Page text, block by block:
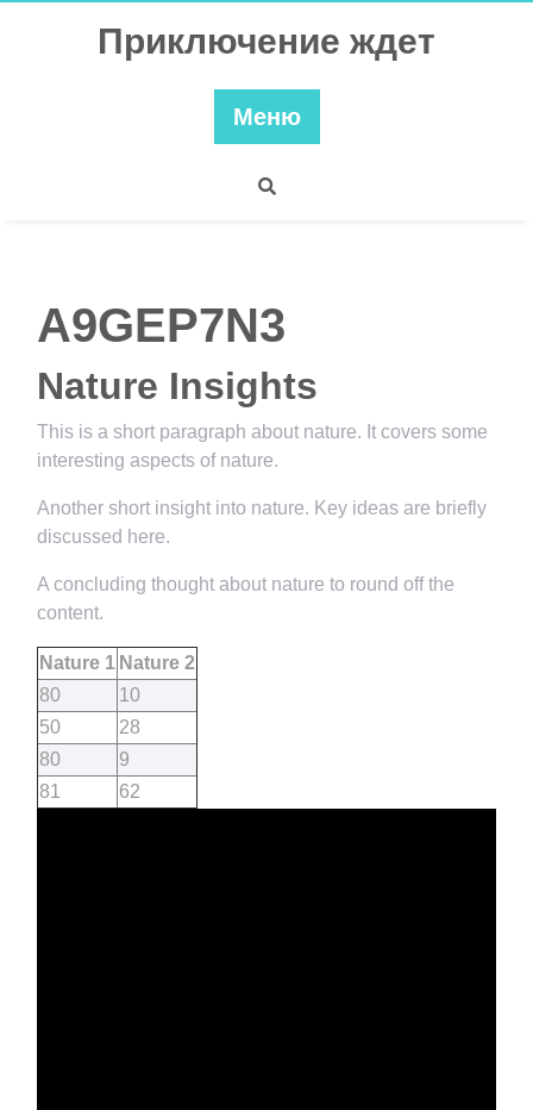
Приключение ждет
Меню
A9GEP7N3
Nature Insights
This is a short paragraph about nature. It covers some
interesting aspects of nature.
Another short insight into nature. Key ideas are briefly
discussed here.
A concluding thought about nature to round off the
content.
Nature 1 Nature 2
80
10
50
28
80
9
81
62